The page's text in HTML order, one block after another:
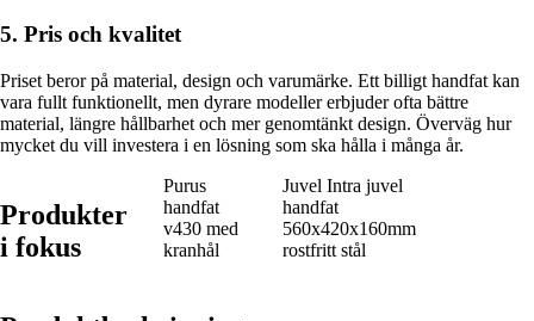
5. Pris och kvalitet
Priset beror på material, design och varumärke. Ett billigt handfat kan
vara fullt funktionellt, men dyrare modeller erbjuder ofta bättre
material, längre hållbarhet och mer genomtänkt design. Överväg hur
mycket du vill investera i en lösning som ska hålla i många år.
Produkter
i fokus
Purus
handfat
v430 med
kranhål
Juvel Intra juvel
handfat
560x420x160mm
rostfritt stål